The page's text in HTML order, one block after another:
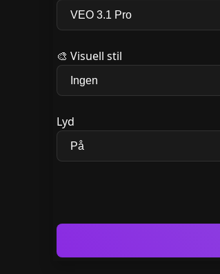
🎨 Visuell stil
Lyd